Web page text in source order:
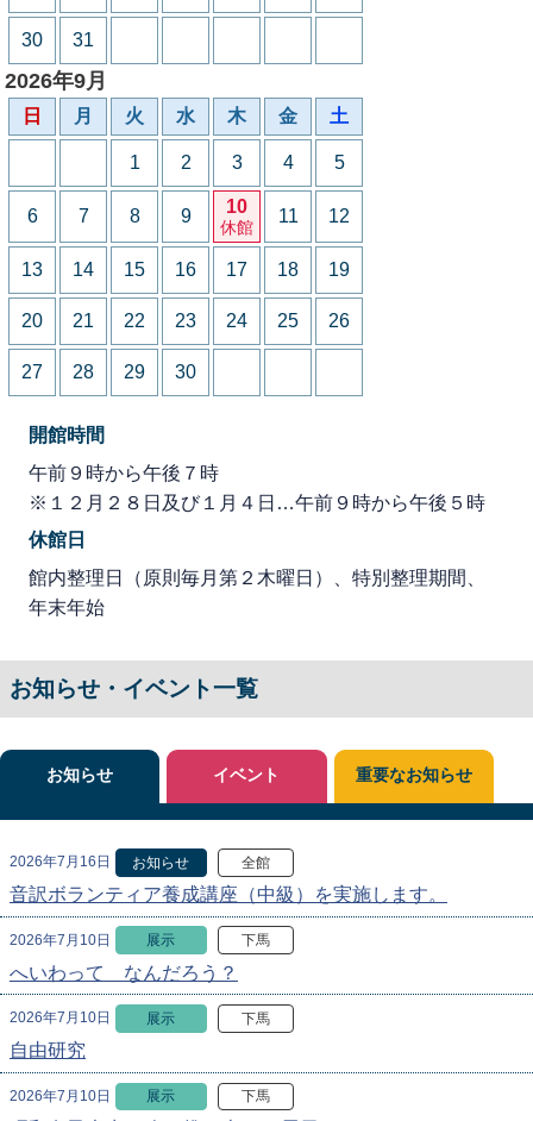
30 31
2026年9月
日 月 火 水 木 金 土
1 2 3 4 5
6 7 8 9 10
休館
11 12
13 14 15 16 17 18 19
20 21 22 23 24 25 26
27 28 29 30
開館時間
午前９時から午後７時
※１２月２８日及び１月４日…午前９時から午後５時
休館日
館内整理日（原則毎月第２木曜日）、特別整理期間、
年末年始
お知らせ・イベント一覧
お知らせ
2026年7月16日 お知らせ 全館
音訳ボランティア養成講座（中級）を実施します。
2026年7月10日 展示 下馬
へいわって なんだろう？
2026年7月10日 展示 下馬
自由研究
2026年7月10日 展示 下馬
イベント 重要なお知らせ